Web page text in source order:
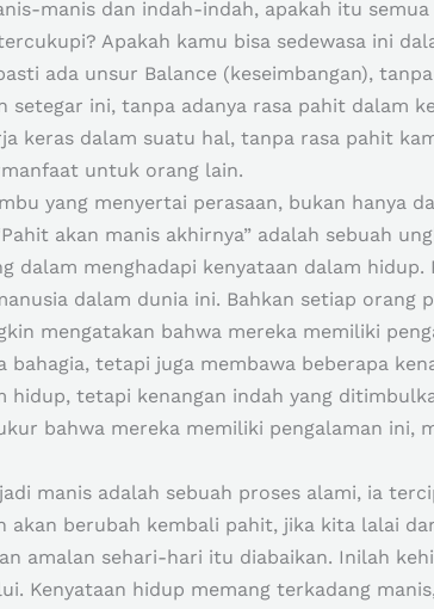
manis dan indah-indah, apakah itu
Apakah kamu bisa sedewasa ini
ada unsur Balance (keseimbangan),
ini, tanpa adanya rasa pahit dalam
keras dalam suatu hal, tanpa rasa pahit
untuk orang lain.
yang menyertai perasaan, bukan hanya
akan manis akhirnya” adalah sebuah
dalam menghadapi kenyataan dalam
dalam dunia ini. Bahkan setiap orang
mengatakan bahwa mereka memiliki
tetapi juga membawa beberapa
hidup, tetapi kenangan indah yang
bahwa mereka memiliki pengalaman ini,
manis adalah sebuah proses alami, ia
akan berubah kembali pahit, jika kita lalai
amalan sehari-hari itu diabaikan. Inilah
Kenyataan hidup memang terkadang